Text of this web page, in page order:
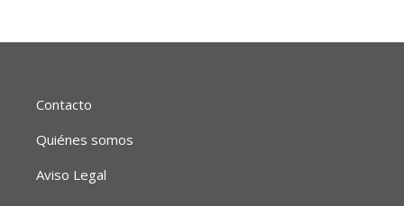
Contacto
Quiénes somos
Aviso Legal